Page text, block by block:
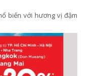
biến với hương vị đậm